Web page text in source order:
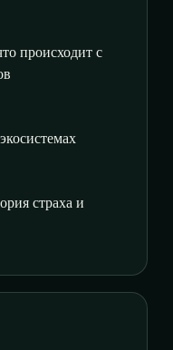
происходит с
страха и